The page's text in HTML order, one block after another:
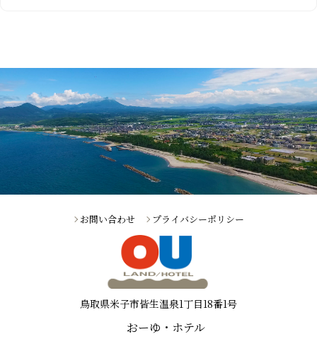
お問い合わせ プライバシーポリシー
鳥取県米子市皆生温泉1丁目18番1号
おーゆ・ホテル